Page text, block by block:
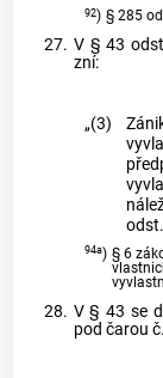
92) § 285
27. V § 43
zní:
„(3)
94a) § 6
28. V § 43 se
pod čarou